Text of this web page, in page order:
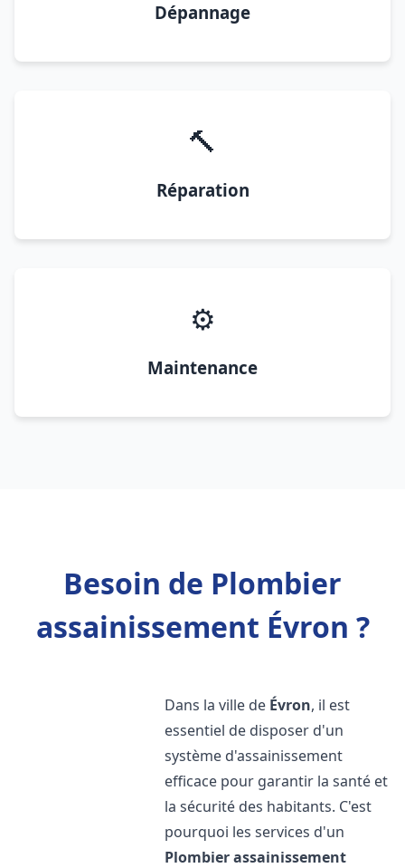
Dépannage
🔨
Réparation
⚙️
Maintenance
Besoin de Plombier
assainissement Évron ?
Dans la ville de Évron, il est
essentiel de disposer d'un
système d'assainissement
efficace pour garantir la santé et
la sécurité des habitants. C'est
pourquoi les services d'un
Plombier assainissement